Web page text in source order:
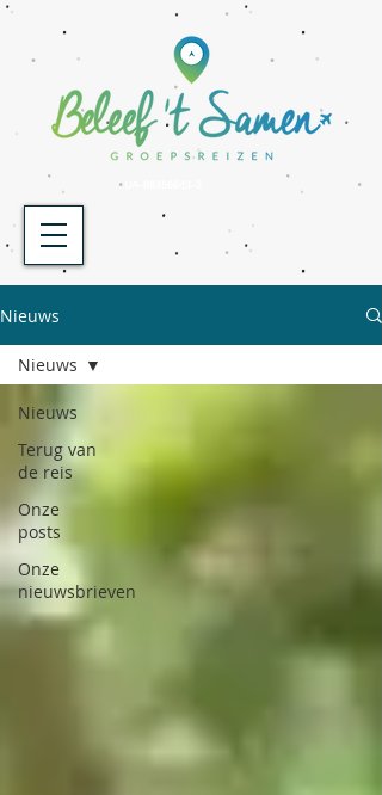
Nieuws
Nieuws
Terug van
de reis
Onze
posts
Onze
nieuwsbrieven
Nieuws